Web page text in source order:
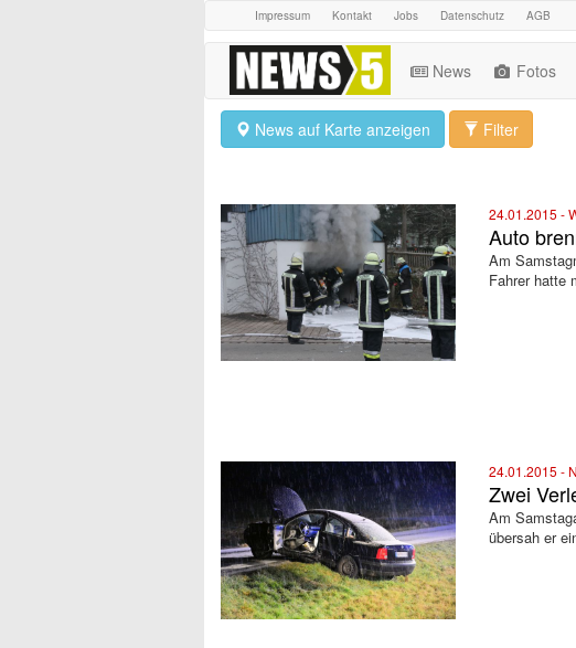
Impressum Kontakt Jobs Datenschutz AGB
News Fotos
News auf Karte anzeigen Filter
24.01.2015 -
Auto
Am
Fahrer hatte
24.01.2015 -
Zwei
Am
übersah er